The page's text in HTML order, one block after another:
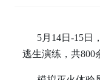
5月14日-15日
逃生演练，共800